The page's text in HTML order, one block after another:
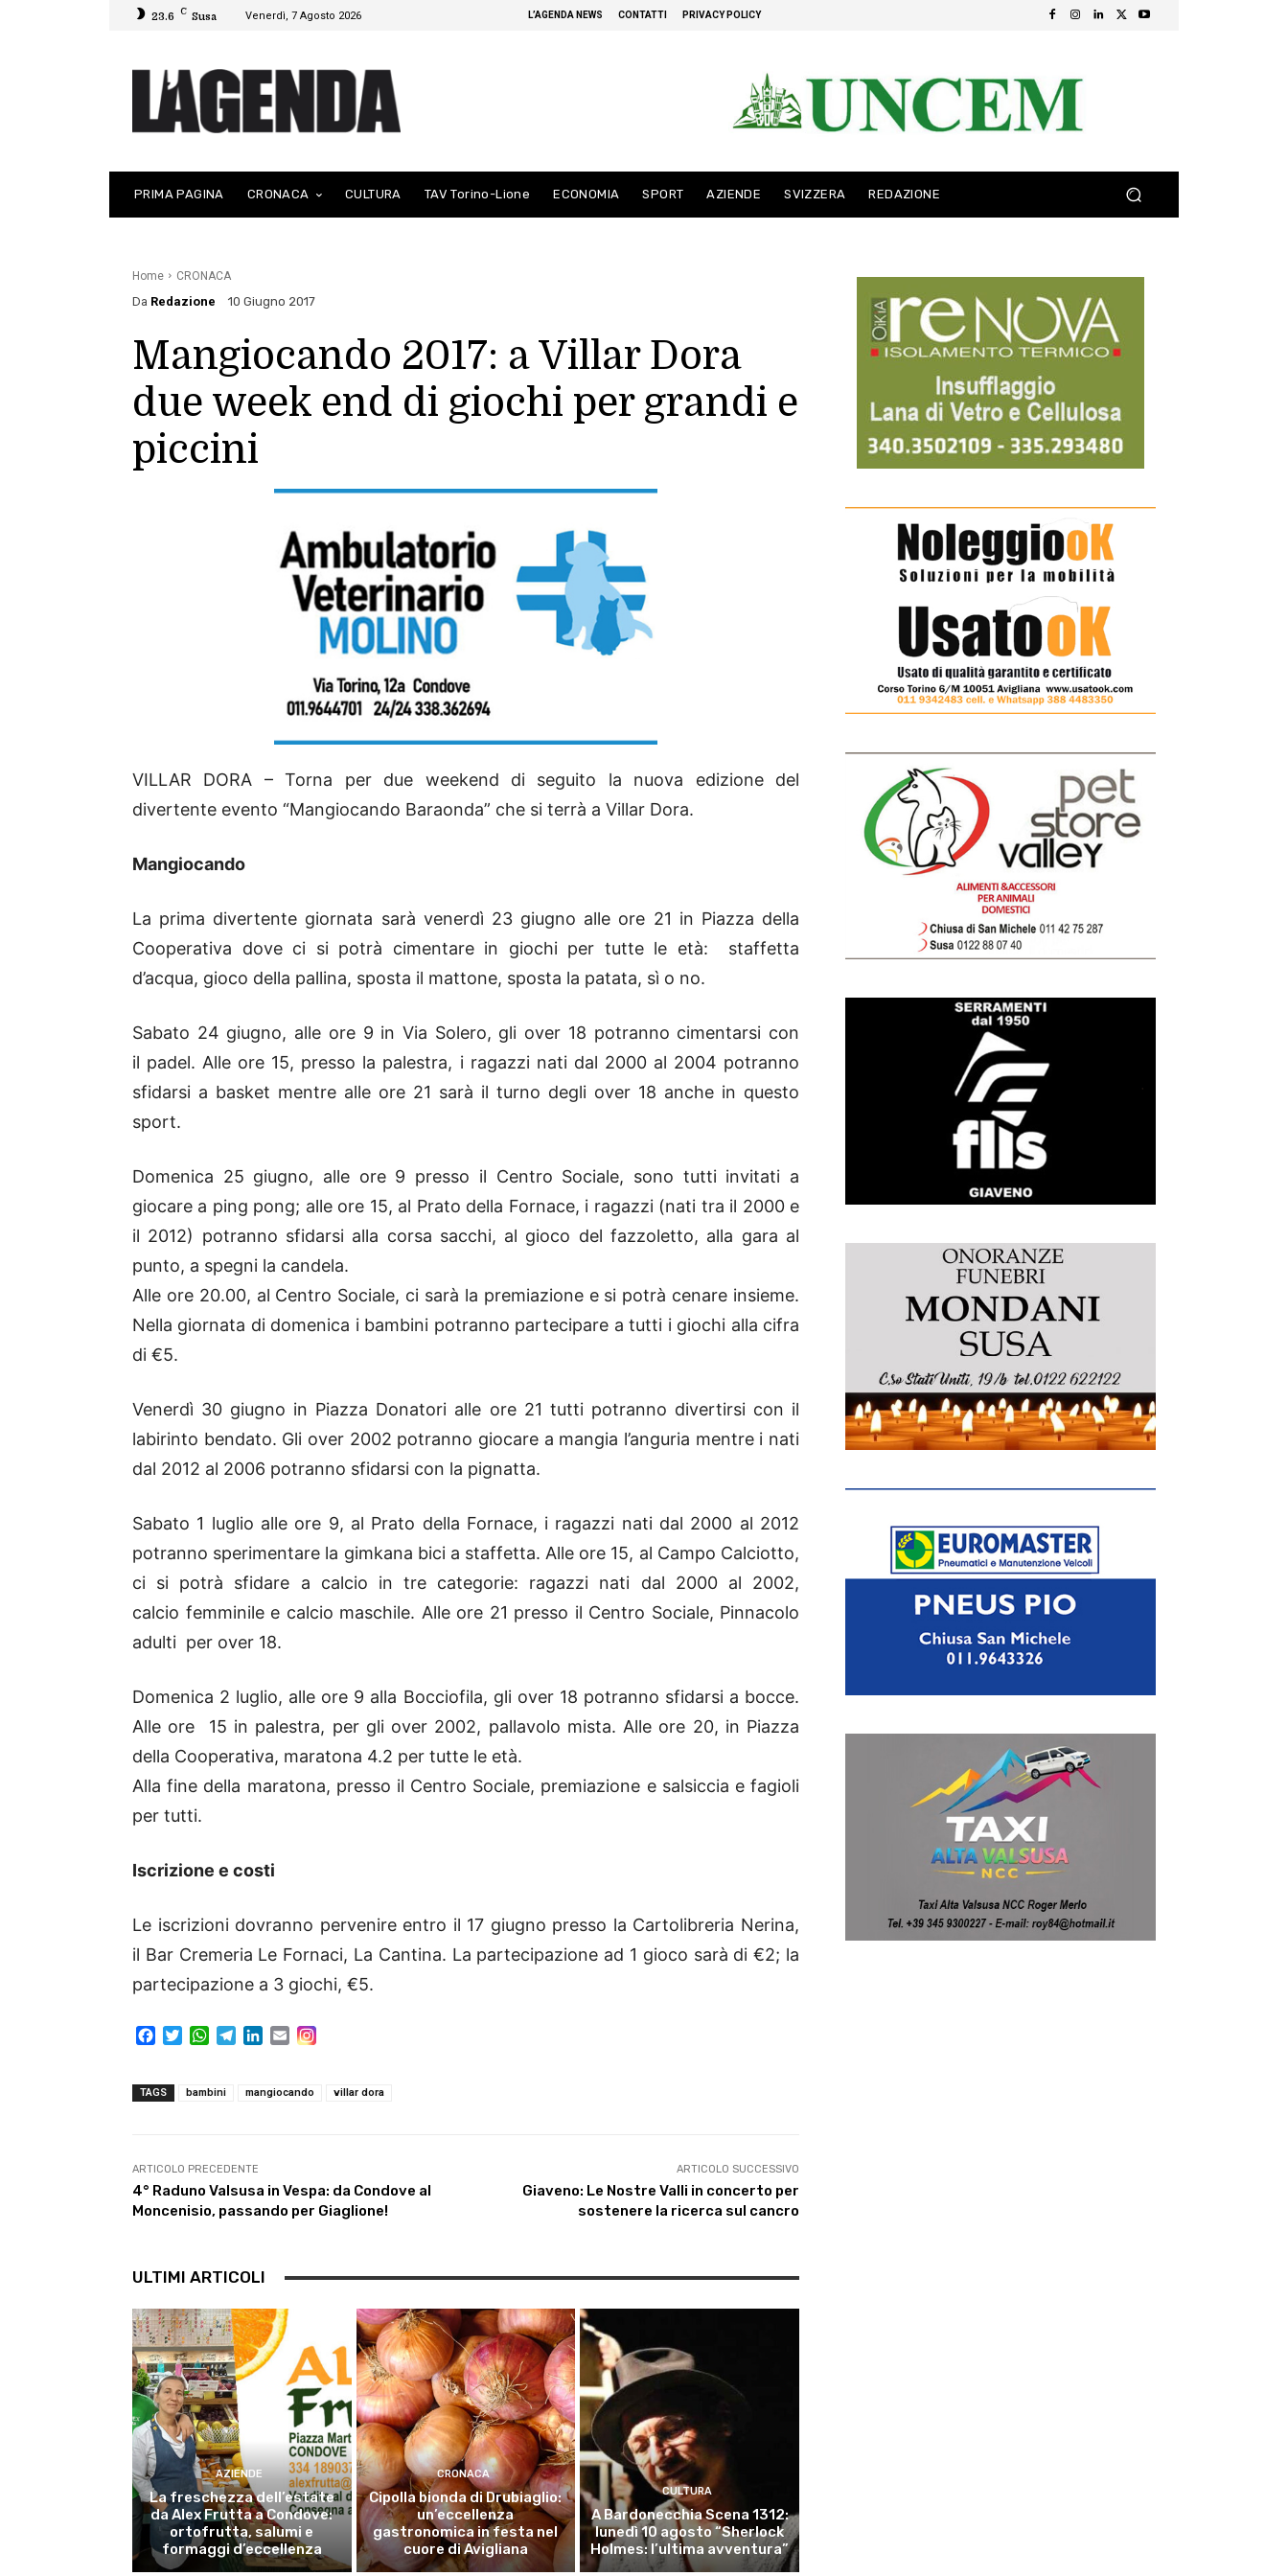
23.6 C Susa Venerdì, 7 Agosto 2026 L’AGENDA NEWS CONTATTI PRIVACY POLICY
PRIMA PAGINA CRONACA CULTURA TAV Torino-Lione ECONOMIA SPORT AZIENDE SVIZZERA REDAZIONE
Home CRONACA
Da Redazione 10 Giugno 2017
Mangiocando 2017: a Villar Dora
due week end di giochi per grandi e
piccini
VILLAR DORA – Torna per due weekend di seguito la nuova edizione del
divertente evento “Mangiocando Baraonda” che si terrà a Villar Dora.
Mangiocando
La prima divertente giornata sarà venerdì 23 giugno alle ore 21 in Piazza della
Cooperativa dove ci si potrà cimentare in giochi per tutte le età: staffetta
d’acqua, gioco della pallina, sposta il mattone, sposta la patata, sì o no.
Sabato 24 giugno, alle ore 9 in Via Solero, gli over 18 potranno cimentarsi con
il padel. Alle ore 15, presso la palestra, i ragazzi nati dal 2000 al 2004 potranno
sfidarsi a basket mentre alle ore 21 sarà il turno degli over 18 anche in questo
sport.
Domenica 25 giugno, alle ore 9 presso il Centro Sociale, sono tutti invitati a
giocare a ping pong; alle ore 15, al Prato della Fornace, i ragazzi (nati tra il 2000 e
il 2012) potranno sfidarsi alla corsa sacchi, al gioco del fazzoletto, alla gara al
punto, a spegni la candela.
Alle ore 20.00, al Centro Sociale, ci sarà la premiazione e si potrà cenare insieme.
Nella giornata di domenica i bambini potranno partecipare a tutti i giochi alla cifra
di €5.
Venerdì 30 giugno in Piazza Donatori alle ore 21 tutti potranno divertirsi con il
labirinto bendato. Gli over 2002 potranno giocare a mangia l’anguria mentre i nati
dal 2012 al 2006 potranno sfidarsi con la pignatta.
Sabato 1 luglio alle ore 9, al Prato della Fornace, i ragazzi nati dal 2000 al 2012
potranno sperimentare la gimkana bici a staffetta. Alle ore 15, al Campo Calciotto,
ci si potrà sfidare a calcio in tre categorie: ragazzi nati dal 2000 al 2002,
calcio femminile e calcio maschile. Alle ore 21 presso il Centro Sociale, Pinnacolo
adulti per over 18.
Domenica 2 luglio, alle ore 9 alla Bocciofila, gli over 18 potranno sfidarsi a bocce.
Alle ore 15 in palestra, per gli over 2002, pallavolo mista. Alle ore 20, in Piazza
della Cooperativa, maratona 4.2 per tutte le età.
Alla fine della maratona, presso il Centro Sociale, premiazione e salsiccia e fagioli
per tutti.
Iscrizione e costi
Le iscrizioni dovranno pervenire entro il 17 giugno presso la Cartolibreria Nerina,
il Bar Cremeria Le Fornaci, La Cantina. La partecipazione ad 1 gioco sarà di €2; la
partecipazione a 3 giochi, €5.
e
k
t
W
t
p
m
k
E
i
TAGS bambini mangiocando villar dora
ARTICOLO PRECEDENTE
4° Raduno Valsusa in Vespa: da Condove al
Moncenisio, passando per Giaglione!
ARTICOLO SUCCESSIVO
Giaveno: Le Nostre Valli in concerto per
sostenere la ricerca sul cancro
ULTIMI ARTICOLI
AZIENDE
La freschezza dell’estate
da Alex Frutta a Condove:
ortofrutta, salumi e
formaggi d’eccellenza
CRONACA
Cipolla bionda di Drubiaglio:
un’eccellenza
gastronomica in festa nel
cuore di Avigliana
CULTURA
A Bardonecchia Scena 1312:
lunedì 10 agosto “Sherlock
Holmes: l’ultima avventura”